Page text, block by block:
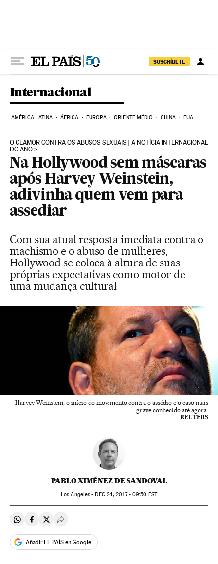
SUSCRÍBETE
Internacional
AMÉRICA LATINA ÁFRICA EUROPA ORIENTE MÉDIO CHINA EUA
O CLAMOR CONTRA OS ABUSOS SEXUAIS | A NOTÍCIA INTERNACIONAL
DO ANO
Na Hollywood sem máscaras
após Harvey Weinstein,
adivinha quem vem para
assediar
Com sua atual resposta imediata contra o
machismo e o abuso de mulheres,
Hollywood se coloca à altura de suas
próprias expectativas como motor de
uma mudança cultural
Harvey Weinstein, o início do movimento contra o assédio e o caso mais
grave conhecido até agora.
REUTERS
PABLO XIMÉNEZ DE SANDOVAL
Los Angeles - DEC24, 2017 - 09:50 EST
Compartir en Whatsapp
Compartir en Facebook
Compartir en Twitter
Desplegar Redes Sociales
Añadir EL PAÍS en Google